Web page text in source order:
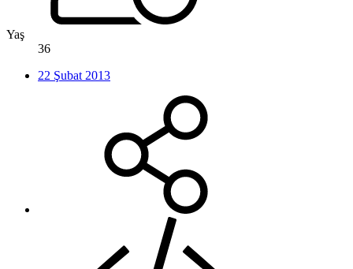
Yaş
36
22 Şubat 2013